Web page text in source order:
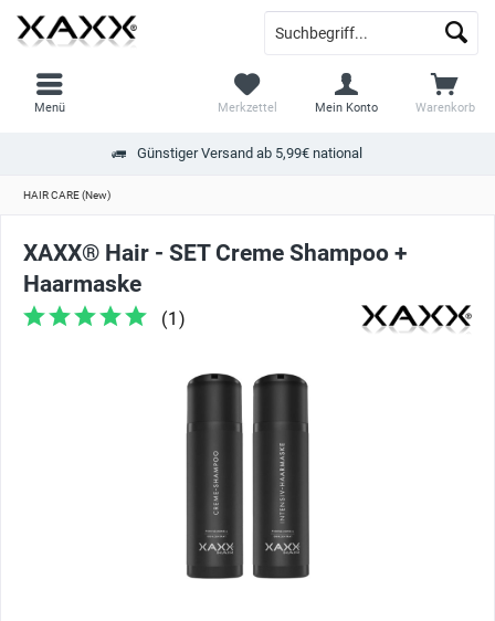
Günstiger Versand ab 5,99€ national
Warenkorb
Merkzettel Mein Konto
Menü
HAIR CARE (New)
XAXX® Hair - SET Creme Shampoo +
Haarmaske
(1 )